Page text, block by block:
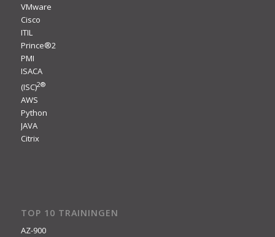
VMware
Cisco
ITIL
Prince®2
PMI
ISACA
(ISC)2®
AWS
Python
JAVA
Citrix
TOP 10 TRAININGEN
AZ-900